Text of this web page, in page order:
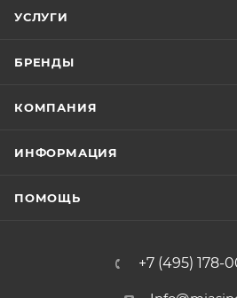
УСЛУГИ
БРЕНДЫ
КОМПАНИЯ
ИНФОРМАЦИЯ
ПОМОЩЬ
+7 (495) 178-